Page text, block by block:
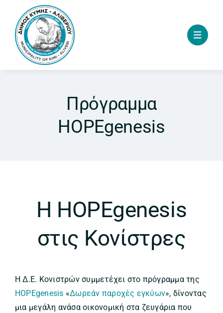
content
Πρόγραμμα
HOPEgenesis
Η HOPEgenesis
στις Κονίστρες
Η Δ.Ε. Κονιστρών συμμετέχει στο πρόγραμμα της
HOPEgenesis «Δωρεάν παροχές εγκύων», δίνοντας
μια μεγάλη ανάσα οικονομική στα ζευγάρια που